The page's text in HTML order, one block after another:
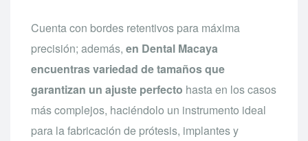
Cuenta con bordes retentivos para máxima
precisión; además, en Dental Macaya
encuentras variedad de tamaños que
garantizan un ajuste perfecto hasta en los casos
más complejos, haciéndolo un instrumento ideal
para la fabricación de prótesis, implantes y